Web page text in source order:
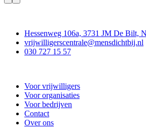
Hessenweg 106a, 3731 JM De Bilt,
vrijwilligerscentrale@mensdichtbij.nl
030 727 15 57
Voor vrijwilligers
Voor organisaties
Voor bedrijven
Contact
Over ons